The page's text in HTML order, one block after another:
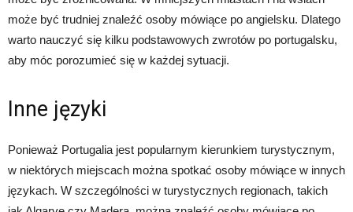
może być trudniej znaleźć osoby mówiące po angielsku. Dlatego
warto nauczyć się kilku podstawowych zwrotów po portugalsku,
aby móc porozumieć się w każdej sytuacji.
Inne języki
Ponieważ Portugalia jest popularnym kierunkiem turystycznym,
w niektórych miejscach można spotkać osoby mówiące w innych
językach. W szczególności w turystycznych regionach, takich